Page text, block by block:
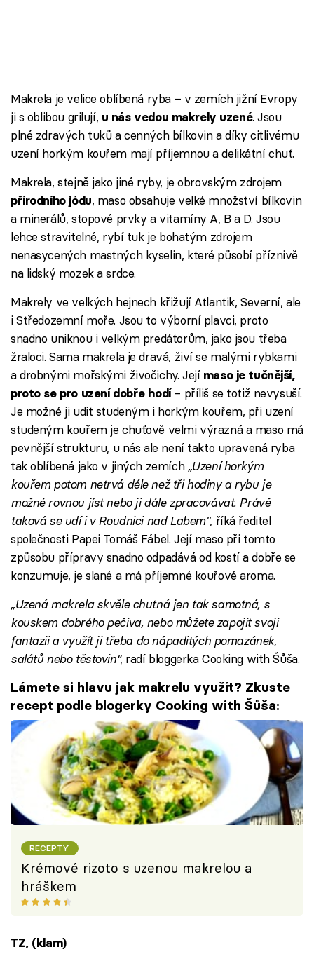
Makrela je velice oblíbená ryba – v zemích jižní Evropy
ji s oblibou grilují, u nás vedou makrely uzené. Jsou
plné zdravých tuků a cenných bílkovin a díky citlivému
uzení horkým kouřem mají příjemnou a delikátní chuť.
Makrela, stejně jako jiné ryby, je obrovským zdrojem
přírodního jódu, maso obsahuje velké množství bílkovin
a minerálů, stopové prvky a vitamíny A, B a D. Jsou
lehce stravitelné, rybí tuk je bohatým zdrojem
nenasycených mastných kyselin, které působí příznivě
na lidský mozek a srdce.
Makrely ve velkých hejnech křižují Atlantik, Severní, ale
i Středozemní moře. Jsou to výborní plavci, proto
snadno uniknou i velkým predátorům, jako jsou třeba
žraloci. Sama makrela je dravá, živí se malými rybkami
a drobnými mořskými živočichy. Její maso je tučnější,
proto se pro uzení dobře hodí– příliš se totiž nevysuší.
Je možné ji udit studeným i horkým kouřem, při uzení
studeným kouřem je chuťově velmi výrazná a maso má
pevnější strukturu, u nás ale není takto upravená ryba
tak oblíbená jako v jiných zemích „Uzení horkým
kouřem potom netrvá déle než tři hodiny a rybu je
možné rovnou jíst nebo ji dále zpracovávat. Právě
taková se udí i v Roudnici nad Labem", říká ředitel
společnosti Papei Tomáš Fábel. Její maso při tomto
způsobu přípravy snadno odpadává od kostí a dobře se
konzumuje, je slané a má příjemné kouřové aroma.
„Uzená makrela skvěle chutná jen tak samotná, s
kouskem dobrého pečiva, nebo můžete zapojit svoji
fantazii a využít ji třeba do nápaditých pomazánek,
salátů nebo těstovin“, radí bloggerka Cooking with Šůša.
Lámete si hlavu jak makrelu využít? Zkuste
recept podle blogerky Cooking with Šůša:
RECEPTY
Krémové rizoto s uzenou makrelou a
hráškem
TZ, (klam)